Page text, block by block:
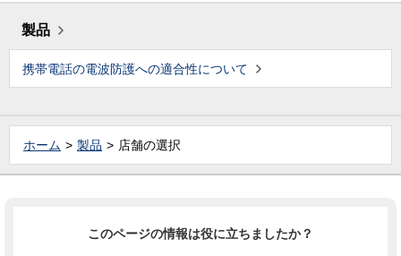
製品
携帯電話の電波防護への適合性について
ホーム 製品 店舗の選択
このページの情報は役に立ちましたか？